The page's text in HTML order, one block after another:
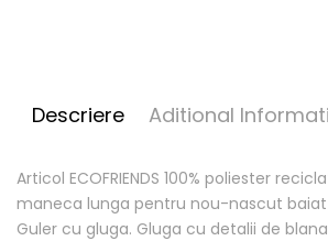
Descriere Aditional
Articol ECOFRIENDS 100% poliester
maneca lunga pentru nou-nascut baiat
Guler cu gluga. Gluga cu detalii de